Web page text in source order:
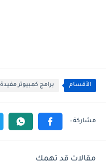
الأقسام برامج كمبيوتر مفيدة
مقالات قد تهمك